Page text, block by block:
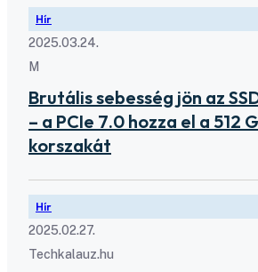
Hír
2025.03.24.
M
Brutális sebesség jön az
– a PCIe 7.0 hozza el a 512
korszakát
Hír
2025.02.27.
Techkalauz.hu